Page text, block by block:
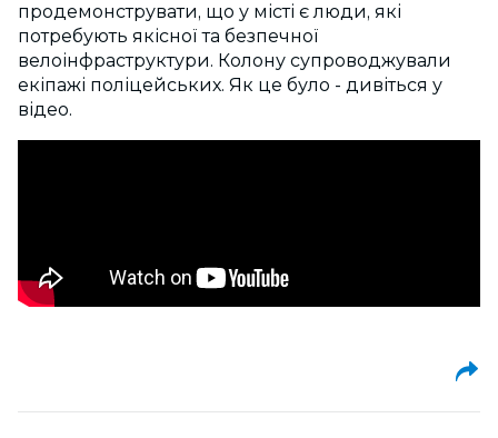
продемонструвати, що у місті є люди, які
потребують якісної та безпечної
велоінфраструктури. Колону супроводжували
екіпажі поліцейських. Як це було - дивіться у
відео.